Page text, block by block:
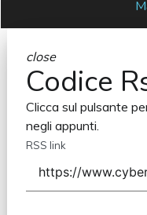
close
Codice
Clicca sul pulsante
negli appunti.
RSS link